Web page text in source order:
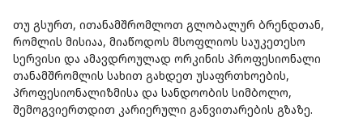
თუ გსურთ, ითანამშრომლოთ გლობალურ ბრენდთან,
რომლის მისიაა, მიაწოდოს მსოფლიოს საუკეთესო
სერვისი და ამავდროულად ორკინის პროფესიონალი
თანამშრომლის სახით გახდეთ უსაფრთხოების,
პროფესიონალიზმისა და სანდოობის სიმბოლო,
შემოგვიერთდით კარიერული განვითარების გზაზე.